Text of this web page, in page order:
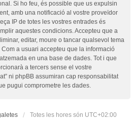
Si ho feu, és possible que us expulsin
amb una notificació al vostre proveïdor
IP de totes les vostres entrades és
aquestes condicions. Accepteu que a
editar, moure o tancar qualsevol tema
a usuari accepteu que la informació
en una base de dades. Tot i que
a tercers sense el vostre
ni phpBB assumiran cap responsabilitat
pugui comprometre les dades.
Totes les hores són UTC+02:00